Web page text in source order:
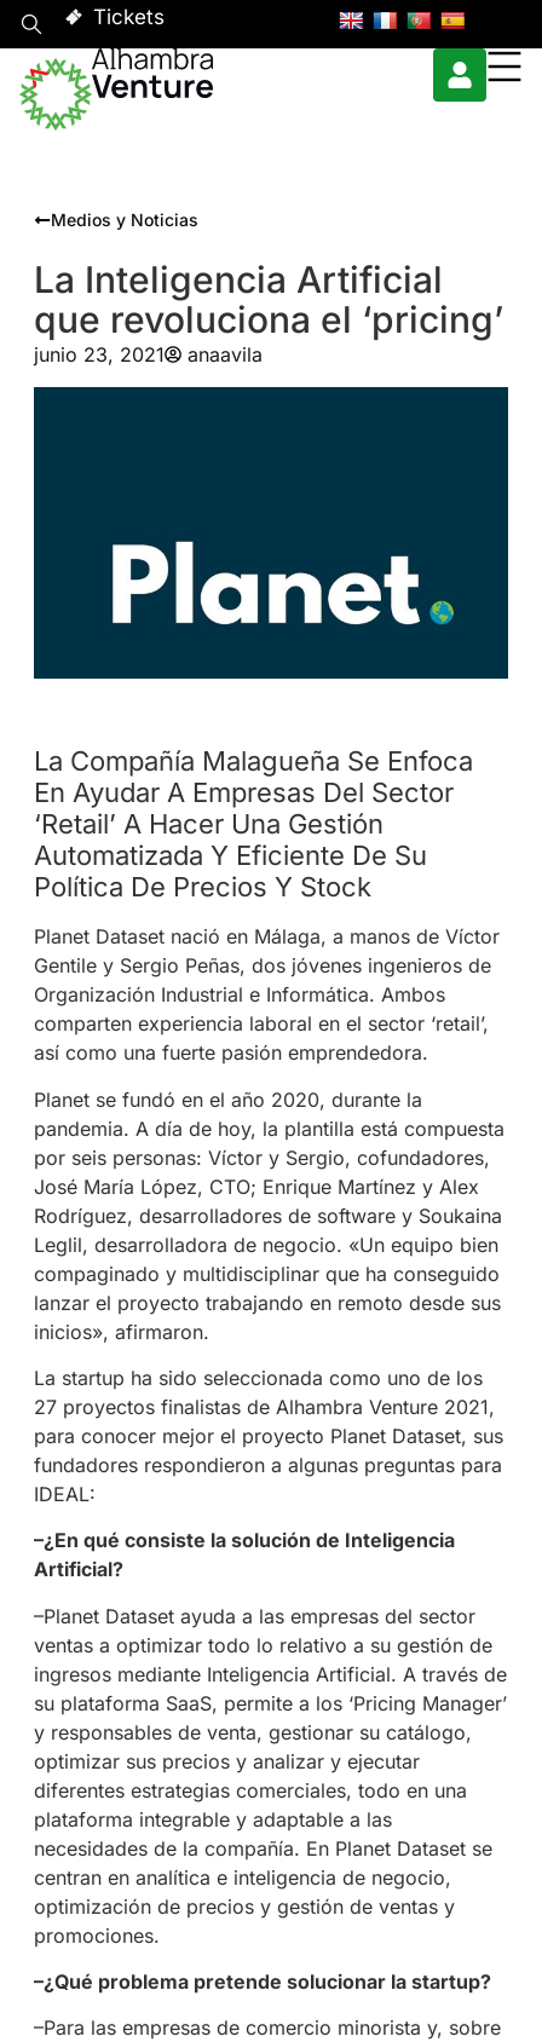
Tickets
Medios y Noticias
La Inteligencia Artificial
que revoluciona el ‘pricing’
junio 23, 2021 anaavila
La Compañía Malagueña Se Enfoca
En Ayudar A Empresas Del Sector
‘retail’ A Hacer Una Gestión
Automatizada Y Eficiente De Su
Política De Precios Y Stock
Planet Dataset nació en Málaga, a manos de Víctor
Gentile y Sergio Peñas, dos jóvenes ingenieros de
Organización Industrial e Informática. Ambos
comparten experiencia laboral en el sector ‘retail’,
así como una fuerte pasión emprendedora.
Planet se fundó en el año 2020, durante la
pandemia. A día de hoy, la plantilla está compuesta
por seis personas: Víctor y Sergio, cofundadores,
José María López, CTO; Enrique Martínez y Alex
Rodríguez, desarrolladores de software y Soukaina
Leglil, desarrolladora de negocio. «Un equipo bien
compaginado y multidisciplinar que ha conseguido
lanzar el proyecto trabajando en remoto desde sus
inicios», afirmaron.
La startup ha sido seleccionada como uno de los
27 proyectos finalistas de Alhambra Venture 2021,
para conocer mejor el proyecto Planet Dataset, sus
fundadores respondieron a algunas preguntas para
IDEAL:
–¿En qué consiste la solución de Inteligencia
Artificial?
–Planet Dataset ayuda a las empresas del sector
ventas a optimizar todo lo relativo a su gestión de
ingresos mediante Inteligencia Artificial. A través de
su plataforma SaaS, permite a los ‘Pricing Manager’
y responsables de venta, gestionar su catálogo,
optimizar sus precios y analizar y ejecutar
diferentes estrategias comerciales, todo en una
plataforma integrable y adaptable a las
necesidades de la compañía. En Planet Dataset se
centran en analítica e inteligencia de negocio,
optimización de precios y gestión de ventas y
promociones.
–¿Qué problema pretende solucionar la startup?
–Para las empresas de comercio minorista y, sobre